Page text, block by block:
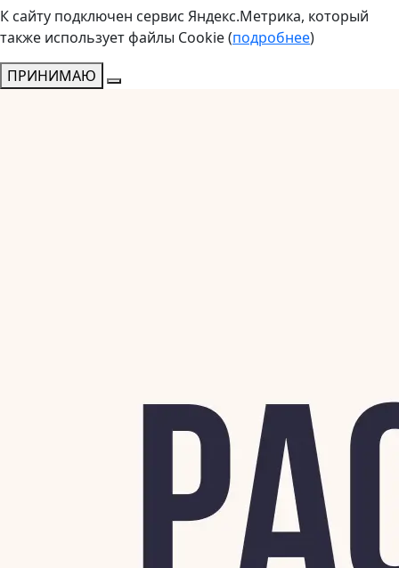
К сайту подключен сервис Яндекс.Метрика, который
также использует файлы Cookie (подробнее)
ПРИНИМАЮ